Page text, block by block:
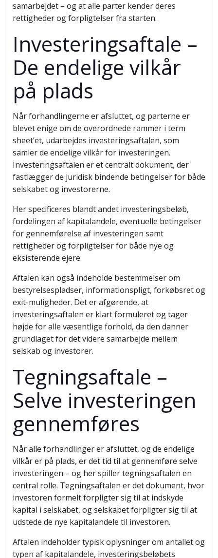
samarbejdet – og at alle parter kender deres
rettigheder og forpligtelser fra starten.
Investeringsaftale –
De endelige vilkår
på plads
Når forhandlingerne er afsluttet, og parterne er
blevet enige om de overordnede rammer i term
sheet’et, udarbejdes investeringsaftalen, som
samler de endelige vilkår for investeringen.
Investeringsaftalen er et centralt dokument, der
fastlægger de juridisk bindende betingelser for både
selskabet og investorerne.
Her specificeres blandt andet investeringsbeløb,
fordelingen af kapitalandele, eventuelle betingelser
for gennemførelse af investeringen samt
rettigheder og forpligtelser for både nye og
eksisterende ejere.
Aftalen kan også indeholde bestemmelser om
bestyrelsespladser, informationspligt, forkøbsret og
exit-muligheder. Det er afgørende, at
investeringsaftalen er klart formuleret og tager
højde for alle væsentlige forhold, da den danner
grundlaget for det videre samarbejde mellem
selskab og investorer.
Tegningsaftale –
Selve investeringen
gennemføres
Når alle forhandlinger er afsluttet, og de endelige
vilkår er på plads, er det tid til at gennemføre selve
investeringen – og her spiller tegningsaftalen en
central rolle. Tegningsaftalen er det dokument, hvor
investoren formelt forpligter sig til at indskyde
kapital i selskabet, og selskabet forpligter sig til at
udstede de nye kapitalandele til investoren.
Aftalen indeholder typisk oplysninger om antallet og
typen af kapitalandele, investeringsbeløbets